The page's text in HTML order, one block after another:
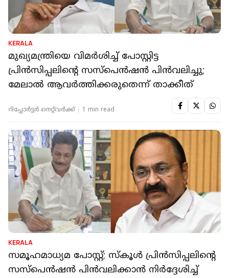
KERALA
മുഖ്യമന്ത്രിയെ വിമർശിച്ച് പോസ്റ്റിട്ട
പ്രിൻസിപ്പലിന്റെ സസ്‌പെൻഷൻ പിൻവലിച്ചു;
മേലാൽ ആവർത്തിക്കരുതെന്ന് താക്കീത്
റിപ്പോർട്ടർ നെറ്റ്‌വര്‍ക്ക്‌ 1 min read
KERALA
സമൂഹമാധ്യമ പോസ്റ്റ്; സ്കൂൾ പ്രിന്‍സിപ്പലിന്റെ
സസ്പെന്‍ഷന്‍ പിന്‍വലിക്കാന്‍ നിര്‍ദ്ദേശിച്ച്